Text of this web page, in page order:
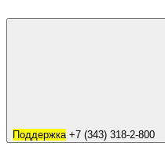
Поддержка+7 (343) 318-2-800